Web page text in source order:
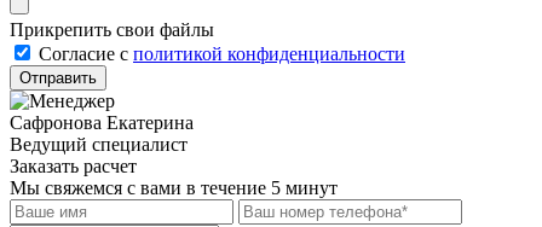
Прикрепить свои файлы
Cогласие с политикой конфиденциальности
Отправить
Сафронова Екатерина
Ведущий специалист
Заказать расчет
Мы свяжемся с вами в течение 5 минут